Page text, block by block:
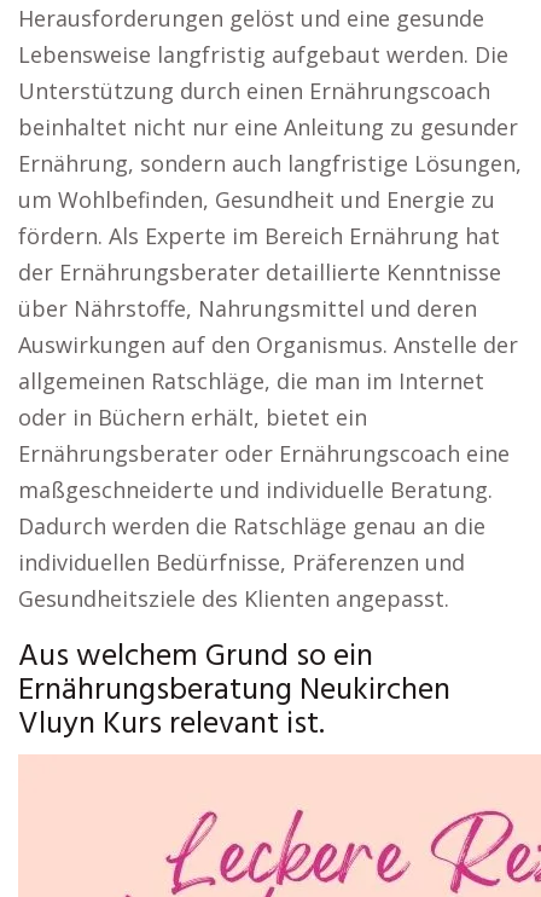
Herausforderungen gelöst und eine gesunde
Lebensweise langfristig aufgebaut werden. Die
Unterstützung durch einen Ernährungscoach
beinhaltet nicht nur eine Anleitung zu gesunder
Ernährung, sondern auch langfristige Lösungen,
um Wohlbefinden, Gesundheit und Energie zu
fördern. Als Experte im Bereich Ernährung hat
der Ernährungsberater detaillierte Kenntnisse
über Nährstoffe, Nahrungsmittel und deren
Auswirkungen auf den Organismus. Anstelle der
allgemeinen Ratschläge, die man im Internet
oder in Büchern erhält, bietet ein
Ernährungsberater oder Ernährungscoach eine
maßgeschneiderte und individuelle Beratung.
Dadurch werden die Ratschläge genau an die
individuellen Bedürfnisse, Präferenzen und
Gesundheitsziele des Klienten angepasst.
Aus welchem Grund so ein
Ernährungsberatung Neukirchen
Vluyn Kurs relevant ist.